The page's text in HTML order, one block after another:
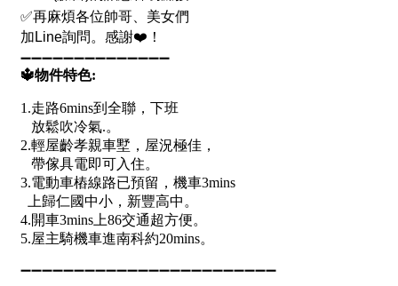
金門連江
1樓
3樓
5~10樓
21樓以上
~